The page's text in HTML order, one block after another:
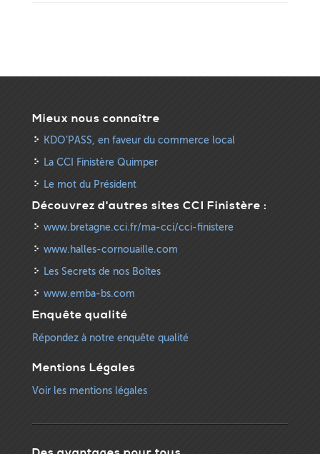
Mieux nous connaître
KDO’PASS, en faveur du commerce local
La CCI Finistère Quimper
Le mot du Président
Découvrez d'autres sites CCI Finistère :
www.bretagne.cci.fr/ma-cci/cci-finistere
www.halles-cornouaille.com
Les Secrets de nos Boîtes
www.emba-bs.com
Enquête qualité
Répondez à notre enquête qualité
Mentions Légales
Voir les mentions légales